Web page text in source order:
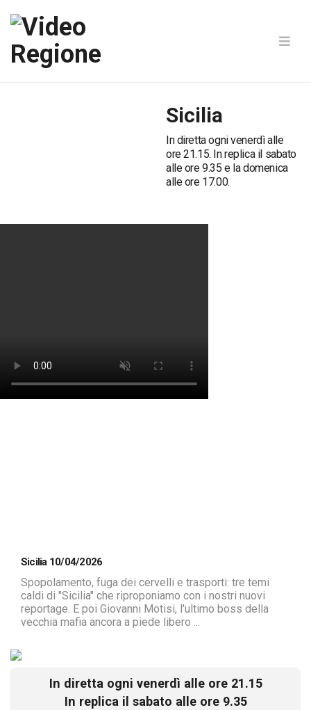
Sicilia
In diretta ogni venerdì alle
ore 21.15. In replica il sabato
alle ore 9.35 e la domenica
alle ore 17.00.
Sicilia 10/04/2026
Spopolamento, fuga dei cervelli e trasporti: tre temi
caldi di "Sicilia" che riproponiamo con i nostri nuovi
reportage. E poi Giovanni Motisi, l'ultimo boss della
vecchia mafia ancora a piede libero ...
In diretta ogni venerdì alle ore 21.15
In replica il sabato alle ore 9.35